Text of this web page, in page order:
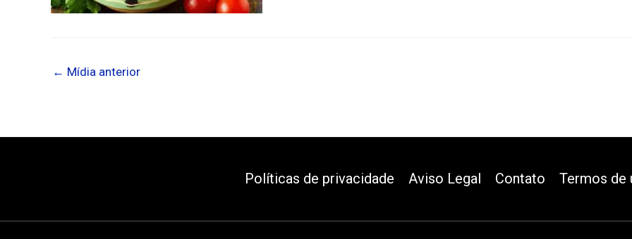
← Mídia anterior
Políticas de privacidade Aviso Legal Contato Termos de